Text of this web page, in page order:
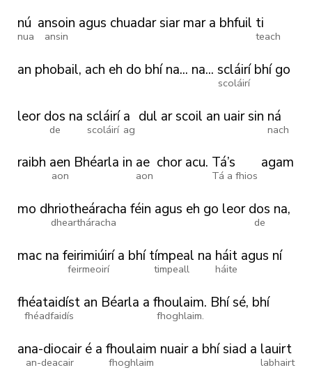
nú
nua
ansoin
ansin
agus chuadarsiar mar a bhfuil ti
teach
an phobail, ach eh do bhí na... na... scláirí
scoláirí
bhí go
leor dos
de
na scláirí
scoláirí
a
ag
dul arscoil an uairsin ná
nach
raibh aen
aon
Bhéarla in ae
aon
chor acu. Tá’s
Tá a fhios
agam
mo dhriotheáracha
dheartháracha
féin agus eh go leor dos
de
na,
mac na feirimiúirí
feirmeoirí
a bhí tímpeal
timpeall
na háit
háite
agus ní
fhéataidíst
fhéadfaidís
an Béarla a fhoulaim.
fhoghlaim.
Bhísé, bhí
ana-diocair
an-deacair
é a fhoulaim
fhoghlaim
nuair a bhísiad a lauirt
labhairt